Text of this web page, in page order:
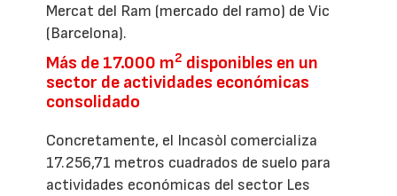
Mercat del Ram (mercado del ramo) de Vic
(Barcelona).
Más de 17.000 m2 disponibles en un
sector de actividades económicas
consolidado
Concretamente, el Incasòl comercializa
17.256,71 metros cuadrados de suelo para
actividades económicas del sector Les